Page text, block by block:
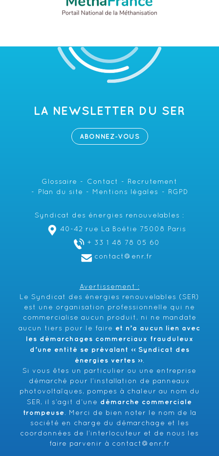
LA NEWSLETTER DU SER
ABONNEZ-VOUS
Glossaire Contact
Recrutement
Plan du site
Mentions légales RGPD
Syndicat des énergies renouvelables :
40-42 rue La Boétie 75008 Paris
+ 33 1 48 78 05 60
contact@enr.fr
Avertissement :
Le Syndicat des énergies renouvelables (SER)
est une organisation professionnelle qui ne
commercialise aucun produit, ni ne mandate
aucun tiers pour le faire et n’a aucun lien avec
les démarchages commerciaux frauduleux
d’une entité se prévalant ‹‹ Syndicat des
énergies vertes ››.
Si vous êtes un particulier ou une entreprise
démarché pour l’installation de panneaux
photovoltaïques, pompes à chaleur au nom du
SER, il s’agit d’une démarche commerciale
trompeuse . Merci de bien noter le nom de la
société en charge du démarchage et les
coordonnées de l’interlocuteur et de nous les
faire parvenir à
contact@enr.fr